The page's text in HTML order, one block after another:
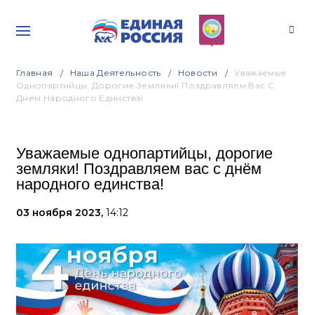
Главная Наша Деятельность Новости
Уважаемые
Однопартийцы, Дорогие Земляки! Поздравляем Вас С
Днём Народного Единства!
Уважаемые однопартийцы, дорогие
земляки! Поздравляем вас с днём
народного единства!
03 ноября 2023, 14:12